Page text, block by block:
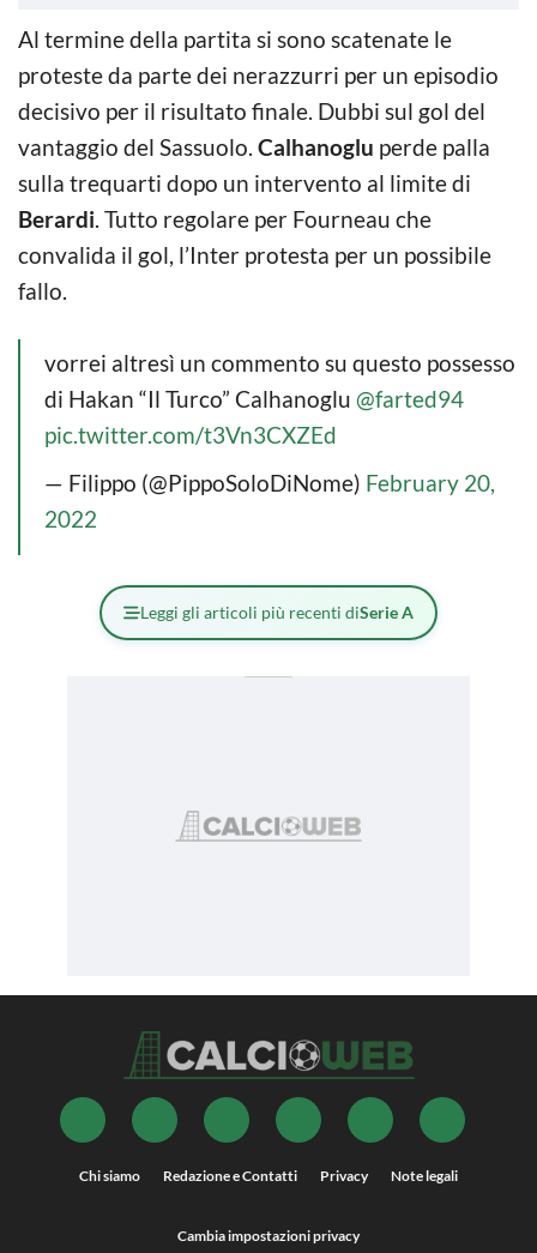
Al termine della partita si sono scatenate le
proteste da parte dei nerazzurri per un episodio
decisivo per il risultato finale. Dubbi sul gol del
vantaggio del Sassuolo. Calhanoglu perde palla
sulla trequarti dopo un intervento al limite di
Berardi. Tutto regolare per Fourneau che
convalida il gol, l’Inter protesta per un possibile
fallo.
vorrei altresì un commento su questo possesso
di Hakan “Il Turco” Calhanoglu @farted94
pic.twitter.com/t3Vn3CXZEd
— Filippo (@PippoSoloDiNome) February 20,
2022
Leggi gli articoli più recenti diSerie A
Chi siamo Redazione e Contatti Privacy Note legali
Cambia impostazioni privacy